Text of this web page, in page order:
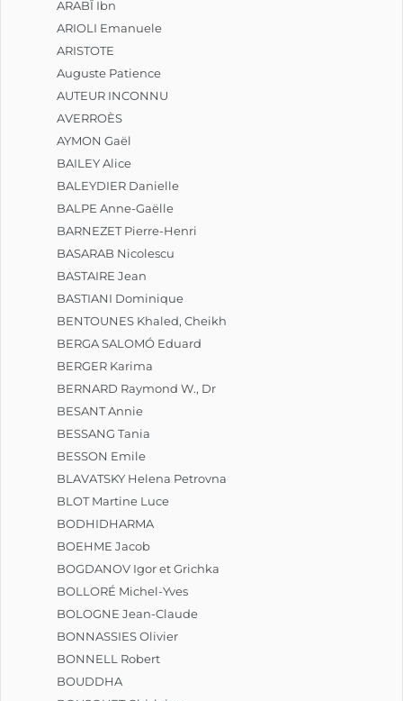
ARABÎ Ibn
ARIOLI Emanuele
ARISTOTE
Auguste Patience
AUTEUR INCONNU
AVERROÈS
AYMON Gaël
BAILEY Alice
BALEYDIER Danielle
BALPE Anne-Gaëlle
BARNEZET Pierre-Henri
BASARAB Nicolescu
BASTAIRE Jean
BASTIANI Dominique
BENTOUNES Khaled, Cheikh
BERGA SALOMÓ Eduard
BERGER Karima
BERNARD Raymond W., Dr
BESANT Annie
BESSANG Tania
BESSON Emile
BLAVATSKY Helena Petrovna
BLOT Martine Luce
BODHIDHARMA
BOEHME Jacob
BOGDANOV Igor et Grichka
BOLLORÉ Michel-Yves
BOLOGNE Jean-Claude
BONNASSIES Olivier
BONNELL Robert
BOUDDHA